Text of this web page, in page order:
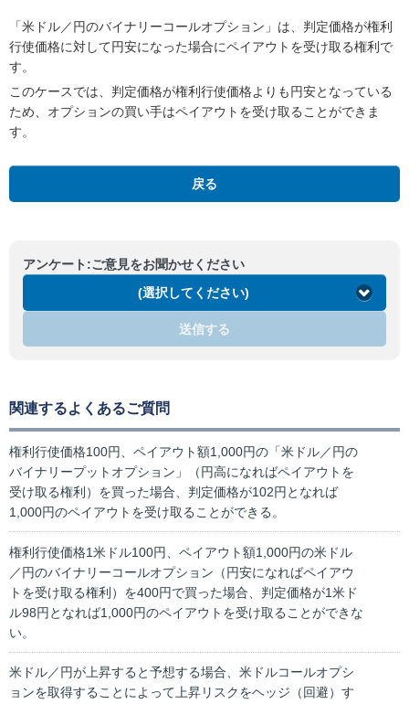
「米ドル／円のバイナリーコールオプション」は、判定価格が権利
行使価格に対して円安になった場合にペイアウトを受け取る権利で
す。
このケースでは、判定価格が権利行使価格よりも円安となっている
ため、オプションの買い手はペイアウトを受け取ることができま
す。
戻る
アンケート:ご意見をお聞かせください
(選択してください)
送信する
関連するよくあるご質問
権利行使価格100円、ペイアウト額1,000円の「米ドル／円の
バイナリープットオプション」（円高になればペイアウトを
受け取る権利）を買った場合、判定価格が102円となれば
1,000円のペイアウトを受け取ることができる。
権利行使価格1米ドル100円、ペイアウト額1,000円の米ドル
／円のバイナリーコールオプション（円安になればペイアウ
トを受け取る権利）を400円で買った場合、判定価格が1米ド
ル98円となれば1,000円のペイアウトを受け取ることができな
い。
米ドル／円が上昇すると予想する場合、米ドルコールオプシ
ョンを取得することによって上昇リスクをヘッジ（回避）す